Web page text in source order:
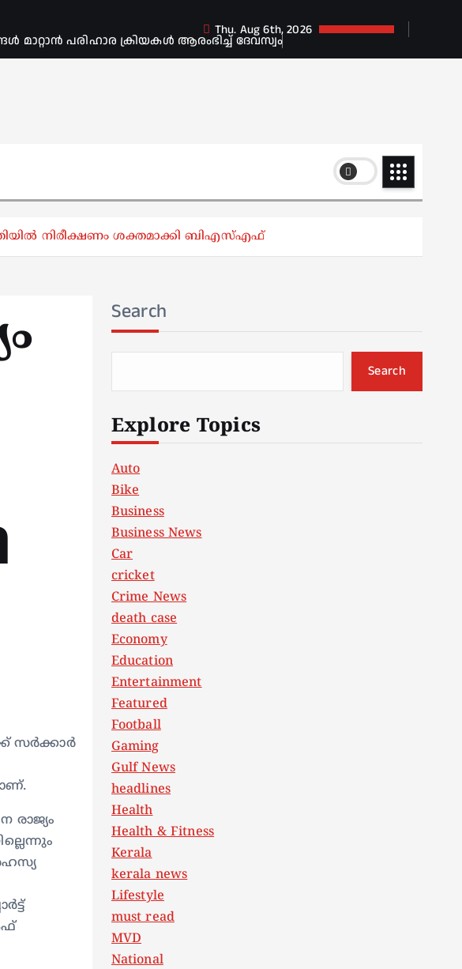
പരിഹാര ക്രിയകൾ ആരംഭിച്ച് ദേവസ്വം
Thu. Aug 6th, 2026
നിരീക്ഷണം ശക്തമാക്കി ബിഎസ്എഫ്
സർക്കാർ
രാജ്യം
Search
Search
Explore Topics
Auto
Bike
Business
Business News
Car
cricket
Crime News
death case
Economy
Education
Entertainment
Featured
Football
Gaming
Gulf News
headlines
Health
Health & Fitness
Kerala
kerala news
Lifestyle
must read
MVD
National